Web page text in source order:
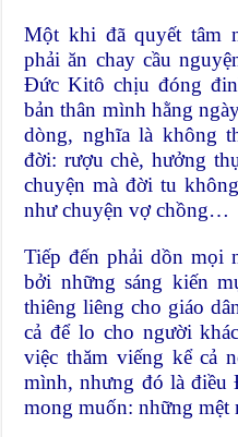
Một khi đã quyết tâm
phải ăn chay cầu
Đức Kitô chịu đóng
bản thân mình hằng
dòng, nghĩa là không
đời: rượu chè, hưởng
chuyện mà đời tu
như chuyện vợ chồng…
Tiếp đến phải dồn mọi
bởi những sáng kiến
thiêng liêng cho giáo
cả để lo cho người
việc thăm viếng kể cả
mình, nhưng đó là điều
mong muốn: những mệt